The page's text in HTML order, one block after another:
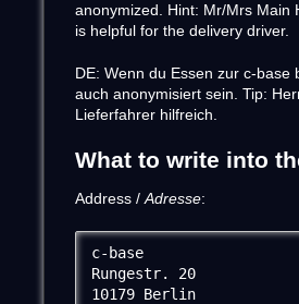
anonymized. Hint: Mr/Mrs Main
is helpful for the delivery driver.
DE: Wenn du Essen zur c-
auch anonymisiert sein. Tip:
Lieferfahrer hilfreich.
What to write into
Address /Adresse:
c-base
Rungestr. 20
10179 Berlin